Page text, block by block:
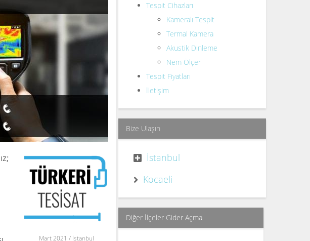
Mart 2021 / İstanbul
Tespit Cihazları
Kameralı Tespit
Termal Kamera
Akustik Dinleme
Nem Ölçer
Tespit Fiyatları
İletişim
Bize Ulaşın
İstanbul
Kocaeli
Diğer İlçeler Gider Açma